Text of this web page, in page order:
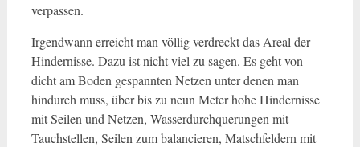
verpassen.
Irgendwann erreicht man völlig verdreckt das Areal der
Hindernisse. Dazu ist nicht viel zu sagen. Es geht von
dicht am Boden gespannten Netzen unter denen man
hindurch muss, über bis zu neun Meter hohe Hindernisse
mit Seilen und Netzen, Wasserdurchquerungen mit
Tauchstellen, Seilen zum balancieren, Matschfeldern mit